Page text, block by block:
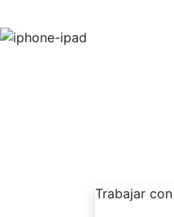
Trabajar